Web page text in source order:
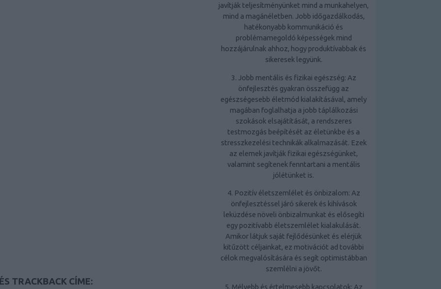
TRACKBACK CÍME:
javítják teljesítményünket mind a munkahelyen,
mind a magánéletben. Jobb időgazdálkodás,
hatékonyabb kommunikáció és
problémamegoldó képességek mind
hozzájárulnak ahhoz, hogy produktívabbak és
sikeresek legyünk.
3. Jobb mentális és fizikai egészség: Az
önfejlesztés gyakran összefügg az
egészségesebb életmód kialakításával, amely
magában foglalhatja a jobb táplálkozási
szokások elsajátítását, a rendszeres
testmozgás beépítését az életünkbe és a
stresszkezelési technikák alkalmazását. Ezek
az elemek javítják fizikai egészségünket,
valamint segítenek fenntartani a mentális
jólétünket is.
4. Pozitív életszemlélet és önbizalom: Az
önfejlesztéssel járó sikerek és kihívások
leküzdése növeli önbizalmunkat és elősegíti
egy pozitívabb életszemlélet kialakulását.
Amikor látjuk saját fejlődésünket és elérjük
kitűzött céljainkat, ez motivációt ad további
célok megvalósítására és segít optimistábban
szemlélni a jövőt.
5. Mélyebb és értelmesebb kapcsolatok: Az